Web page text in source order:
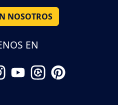
NOSOTROS
EN